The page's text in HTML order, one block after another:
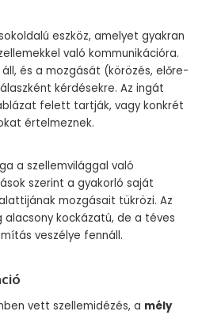
eszköz, amelyet gyakran
való kommunikációra.
és a mozgását (körözés, előre-
kérdésekre. Az ingát
felett tartják, vagy konkrét
értelmeznek.
a szellemvilággal való
szerint a gyakorló saját
mozgásait tükrözi. Az
alacsony kockázatú, de a téves
veszélye fennáll.
vett szellemidézés, a mély